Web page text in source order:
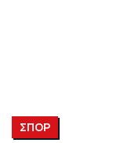
ΣΠΟΡ